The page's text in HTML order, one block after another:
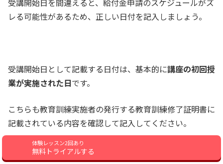
体験レッスン2回あり
無料トライアルする
レる可能性があるため、正しい日付を記入しましょう。
受講開始日として記載する日付は、基本的に講座の初回授
業が実施された日です。
こちらも教育訓練実施者の発行する教育訓練修了証明書に
記載されている内容を確認して記入してください。